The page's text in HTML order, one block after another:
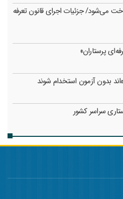
6 ماه تاخیر پرداخت می‌شود/ جزئیات اجرای قانون تعرفه
پرستاران»
بدون آزمون استخدام شوند
سراسر کشور